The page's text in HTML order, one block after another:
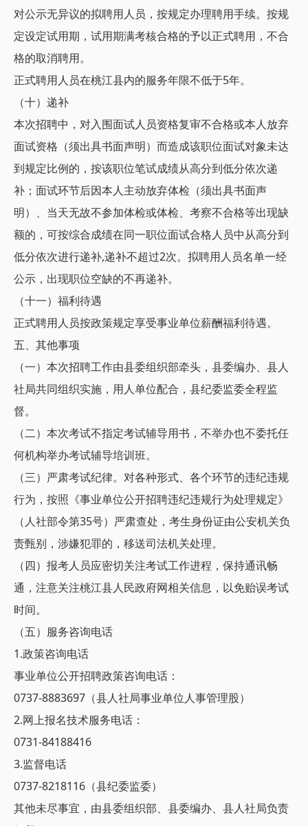
对公示无异议的拟聘用人员，按规定办理聘用手续。按规
定设定试用期，试用期满考核合格的予以正式聘用，不合
格的取消聘用。
正式聘用人员在桃江县内的服务年限不低于5年。
（十）递补
本次招聘中，对入围面试人员资格复审不合格或本人放弃
面试资格（须出具书面声明）而造成该职位面试对象未达
到规定比例的，按该职位笔试成绩从高分到低分依次递
补；面试环节后因本人主动放弃体检（须出具书面声
明）、当天无故不参加体检或体检、考察不合格等出现缺
额的，可按综合成绩在同一职位面试合格人员中从高分到
低分依次进行递补,递补不超过2次。拟聘用人员名单一经
公示，出现职位空缺的不再递补。
（十一）福利待遇
正式聘用人员按政策规定享受事业单位薪酬福利待遇。
五、其他事项
（一）本次招聘工作由县委组织部牵头，县委编办、县人
社局共同组织实施，用人单位配合，县纪委监委全程监
督。
（二）本次考试不指定考试辅导用书，不举办也不委托任
何机构举办考试辅导培训班。
（三）严肃考试纪律。对各种形式、各个环节的违纪违规
行为，按照《事业单位公开招聘违纪违规行为处理规定》
（人社部令第35号）严肃查处，考生身份证由公安机关负
责甄别，涉嫌犯罪的，移送司法机关处理。
（四）报考人员应密切关注考试工作进程，保持通讯畅
通，注意关注桃江县人民政府网相关信息，以免贻误考试
时间。
（五）服务咨询电话
1.政策咨询电话
事业单位公开招聘政策咨询电话：
0737-8883697（县人社局事业单位人事管理股）
2.网上报名技术服务电话：
0731-84188416
3.监督电话
0737-8218116（县纪委监委）
其他未尽事宜，由县委组织部、县委编办、县人社局负责